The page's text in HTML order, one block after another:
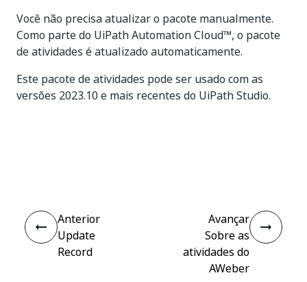
Você não precisa atualizar o pacote manualmente.
Como parte do UiPath Automation Cloud™, o pacote
de atividades é atualizado automaticamente.
Este pacote de atividades pode ser usado com as
versões 2023.10 e mais recentes do UiPath Studio.
Anterior
Update
Record
Avançar
Sobre as
atividades do
AWeber